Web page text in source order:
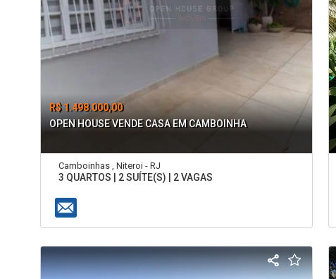
R$ 1.498.000,00
OPEN HOUSE VENDE CASA EM CAMBOINHA
Camboinhas , Niteroi - RJ
3 QUARTOS | 2 SUÍTE(S) | 2 VAGAS